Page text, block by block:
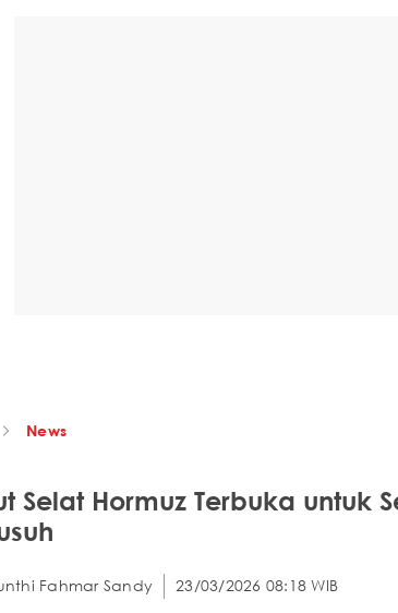
News
Selat Hormuz Terbuka untuk
Fahmar Sandy 23/03/2026 08:18 WIB